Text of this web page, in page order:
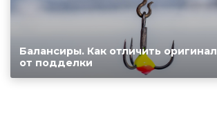
Балансиры. Как отличить оригинал
от подделки